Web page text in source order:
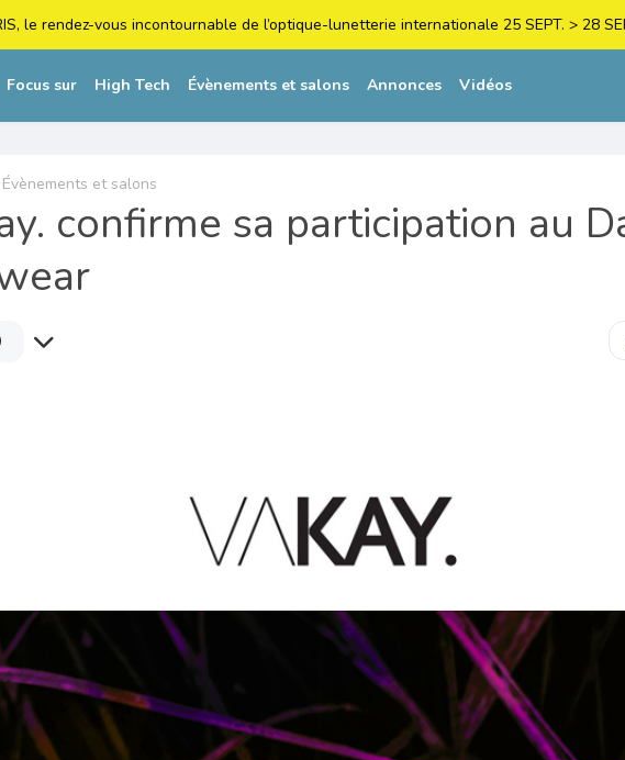
le rendez-vous incontournable de l’optique-lunetterie internationale 25 SEPT. > 28
Focus sur High Tech Évènements et salons Annonces Vidéos
Évènements et salons
confirme sa participation au